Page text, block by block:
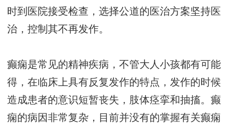
时到医院接受检查，选择公道的医治方案坚持医
治，控制其不再发作。
癫痫是常见的精神疾病，不管大人小孩都有可能
得，在临床上具有反复发作的特点，发作的时候
造成患者的意识短暂丧失，肢体痉挛和抽搐。癫
痫的病因非常复杂，目前并没有的掌握有关癫痫